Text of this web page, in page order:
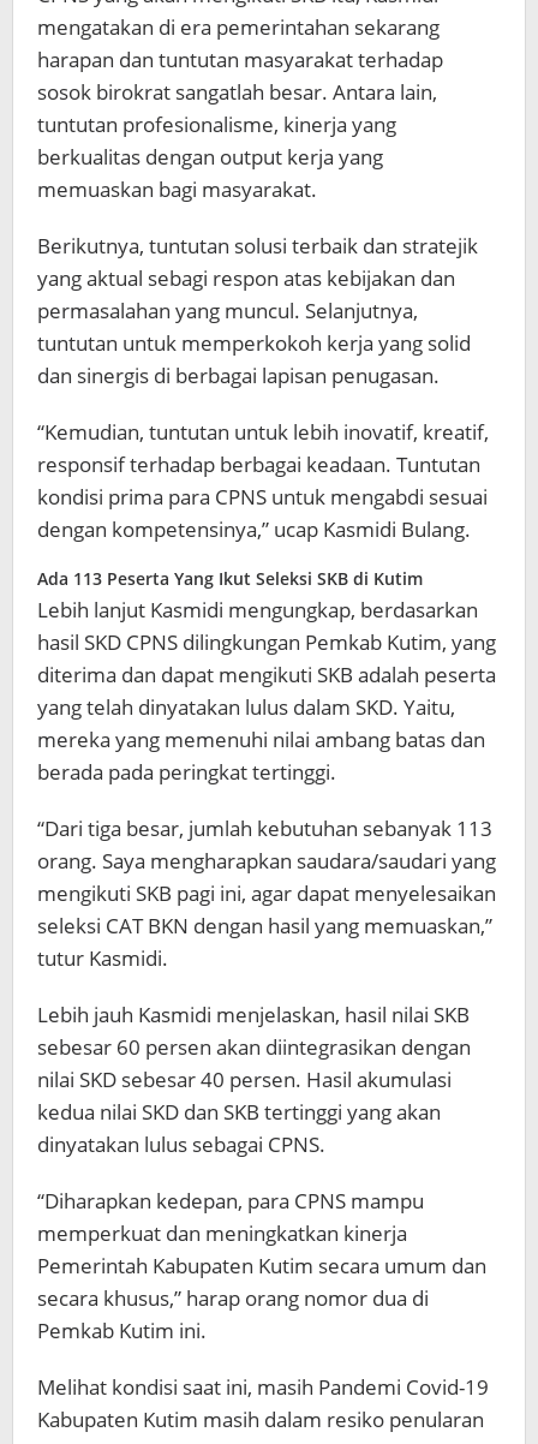
mengatakan di era pemerintahan sekarang
harapan dan tuntutan masyarakat terhadap
sosok birokrat sangatlah besar. Antara lain,
tuntutan profesionalisme, kinerja yang
berkualitas dengan output kerja yang
memuaskan bagi masyarakat.
Berikutnya, tuntutan solusi terbaik dan stratejik
yang aktual sebagi respon atas kebijakan dan
permasalahan yang muncul. Selanjutnya,
tuntutan untuk memperkokoh kerja yang solid
dan sinergis di berbagai lapisan penugasan.
“Kemudian, tuntutan untuk lebih inovatif, kreatif,
responsif terhadap berbagai keadaan. Tuntutan
kondisi prima para CPNS untuk mengabdi sesuai
dengan kompetensinya,” ucap Kasmidi Bulang.
Ada 113 Peserta Yang Ikut Seleksi SKB di Kutim
Lebih lanjut Kasmidi mengungkap, berdasarkan
hasil SKD CPNS dilingkungan Pemkab Kutim, yang
diterima dan dapat mengikuti SKB adalah peserta
yang telah dinyatakan lulus dalam SKD. Yaitu,
mereka yang memenuhi nilai ambang batas dan
berada pada peringkat tertinggi.
“Dari tiga besar, jumlah kebutuhan sebanyak 113
orang. Saya mengharapkan saudara/saudari yang
mengikuti SKB pagi ini, agar dapat menyelesaikan
seleksi CAT BKN dengan hasil yang memuaskan,”
tutur Kasmidi.
Lebih jauh Kasmidi menjelaskan, hasil nilai SKB
sebesar 60 persen akan diintegrasikan dengan
nilai SKD sebesar 40 persen. Hasil akumulasi
kedua nilai SKD dan SKB tertinggi yang akan
dinyatakan lulus sebagai CPNS.
“Diharapkan kedepan, para CPNS mampu
memperkuat dan meningkatkan kinerja
Pemerintah Kabupaten Kutim secara umum dan
secara khusus,” harap orang nomor dua di
Pemkab Kutim ini.
Melihat kondisi saat ini, masih Pandemi Covid-19
Kabupaten Kutim masih dalam resiko penularan